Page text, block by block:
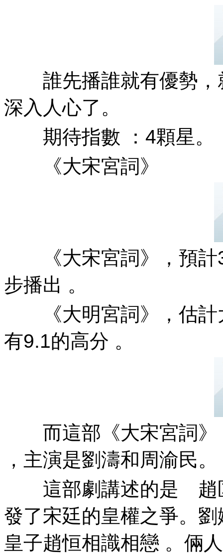
誰先播誰就有優勢
深入人心了。
期待指數 ：4顆星。
《大宋宮詞》
《大宋宮詞》，預計
步播出 。
《大明宮詞》，估計
有9.1的高分 。
而這部《大宋宮詞》
，主演是劉濤和周渝民。
這部劇講述的是 趙匡
發了宋廷的皇權之爭。
皇子趙恒相識相戀 。倆